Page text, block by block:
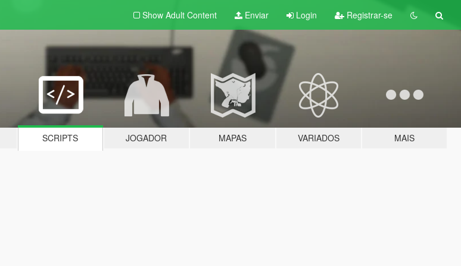
Show Adult Content Enviar Login Registrar-se
SCRIPTS JOGADOR MAPAS VARIADOS MAIS